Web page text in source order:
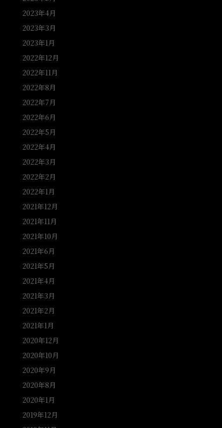
2023年4月
2023年3月
2023年1月
2022年12月
2022年11月
2022年8月
2022年7月
2022年6月
2022年5月
2022年4月
2022年3月
2022年2月
2022年1月
2021年12月
2021年11月
2021年10月
2021年6月
2021年5月
2021年4月
2021年3月
2021年2月
2021年1月
2020年12月
2020年10月
2020年9月
2020年8月
2020年1月
2019年12月